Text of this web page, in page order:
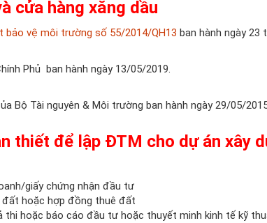
cửa hàng xăng dầu
bảo vệ môi trường số 55/2014/QH13 ban hành ngày 23
Phủ ban hành ngày 13/05/2019.
Bộ Tài nguyên & Môi trường ban hành ngày 29/05/
thiết để lập ĐTM cho dự án xây
giấy chứng nhận đầu tư
đất hoặc hợp đồng thuê đất
thi hoặc báo cáo đầu tư hoặc thuyết minh kinh tế kỹ